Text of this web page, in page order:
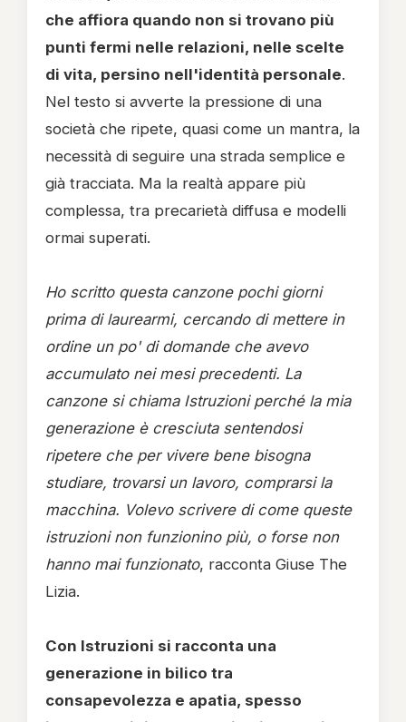
che affiora quando non si trovano più
punti fermi nelle relazioni, nelle scelte
di vita, persino nell'identità personale.
Nel testo si avverte la pressione di una
società che ripete, quasi come un mantra, la
necessità di seguire una strada semplice e
già tracciata. Ma la realtà appare più
complessa, tra precarietà diffusa e modelli
ormai superati.
Ho scritto questa canzone pochi giorni
prima di laurearmi, cercando di mettere in
ordine un po' di domande che avevo
accumulato nei mesi precedenti. La
canzone si chiama Istruzioni perché la mia
generazione è cresciuta sentendosi
ripetere che per vivere bene bisogna
studiare, trovarsi un lavoro, comprarsi la
macchina. Volevo scrivere di come queste
istruzioni non funzionino più, o forse non
hanno mai funzionato, racconta Giuse The
Lizia.
Con Istruzioni si racconta una
generazione in bilico tra
consapevolezza e apatia, spesso